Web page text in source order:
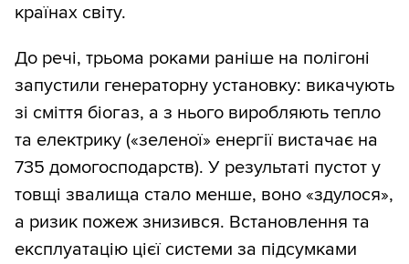
країнах світу.
До речі, трьома роками раніше на полігоні
запустили генераторну установку: викачують
зі сміття біогаз, а з нього виробляють тепло
та електрику («зеленої» енергії вистачає на
735 домогосподарств). У результаті пустот у
товщі звалища стало менше, воно «здулося»,
а ризик пожеж знизився. Встановлення та
експлуатацію цієї системи за підсумками